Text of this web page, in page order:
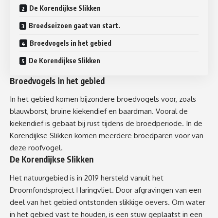
De Korendijkse Slikken
Broedseizoen gaat van start.
Broedvogels in het gebied
De Korendijkse Slikken
Broedvogels in het gebied
In het gebied komen bijzondere broedvogels voor, zoals
blauwborst, bruine kiekendief en baardman. Vooral de
kiekendief is gebaat bij rust tijdens de broedperiode. In de
Korendijkse Slikken komen meerdere broedparen voor van
deze roofvogel.
De Korendijkse Slikken
Het natuurgebied is in 2019 hersteld vanuit het
Droomfondsproject Haringvliet. Door afgravingen van een
deel van het gebied ontstonden slikkige oevers. Om water
in het gebied vast te houden, is een stuw geplaatst in een